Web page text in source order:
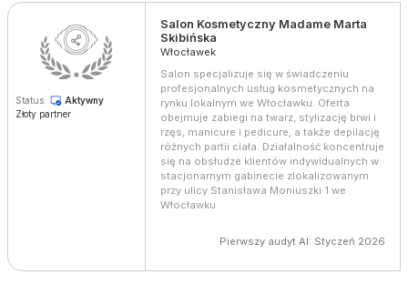
Status:
Aktywny
Złoty partner
Salon Kosmetyczny Madame Marta
Skibińska
Włocławek
Salon specjalizuje się w świadczeniu
profesjonalnych usług kosmetycznych na
rynku lokalnym we Włocławku. Oferta
obejmuje zabiegi na twarz, stylizację brwi i
rzęs, manicure i pedicure, a także depilację
różnych partii ciała. Działalność koncentruje
się na obsłudze klientów indywidualnych w
stacjonarnym gabinecie zlokalizowanym
przy ulicy Stanisława Moniuszki 1 we
Włocławku.
Pierwszy audyt AI: Styczeń 2026